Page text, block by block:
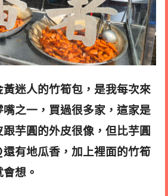
迷人的竹筍包，是我每次來
之一，買過很多家，這家是
跟芋圓的外皮很像，但比芋圓
有地瓜香，加上裡面的竹筍
想。